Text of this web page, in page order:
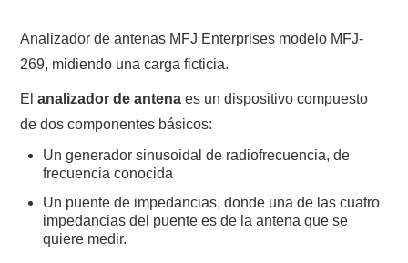
LA PULGA MERCANTE
LITERATURA DE LA RADIO
MODOS DIGITALES
Analizador de antenas MFJ Enterprises modelo MFJ-
269, midiendo una carga ficticia.
Elanalizador de antena es un dispositivo compuesto
de dos componentes básicos:
Un generador sinusoidal de radiofrecuencia, de
frecuencia conocida
Un puente de impedancias, donde una de las cuatro
impedancias del puente es de la antena que se
quiere medir.